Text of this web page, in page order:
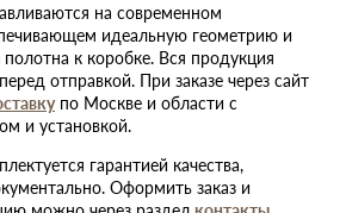
на современном
идеальную геометрию и
к коробке. Вся продукция
отправкой. При заказе через сайт
по Москве и области с
и установкой.
гарантией качества,
Оформить заказ и